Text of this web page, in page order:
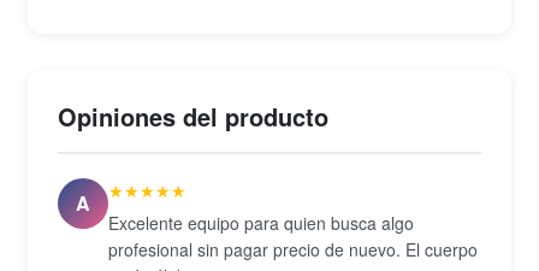
Incluye modos de escena y efectos integrados —
permiten explorar estilos creativos directamente
desde la cámara. La montura Nikon F hace
compatible el cuerpo con una amplia gama de
Opiniones del producto
A
★★★★★
Excelente equipo para quien busca algo
profesional sin pagar precio de nuevo. El cuerpo